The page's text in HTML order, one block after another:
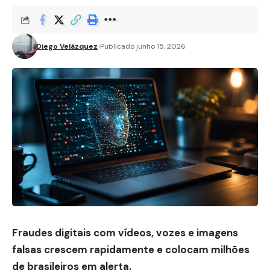
Diego Velázquez Publicado junho 15, 2026
Fraudes digitais com vídeos, vozes e imagens
falsas crescem rapidamente e colocam milhões
de brasileiros em alerta.